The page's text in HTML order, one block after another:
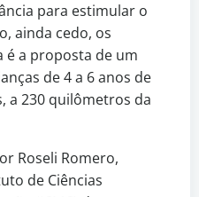
para estimular o
ainda cedo, os
é a proposta de um
de 4 a 6 anos de
a 230 quilômetros da
Roseli Romero,
de Ciências